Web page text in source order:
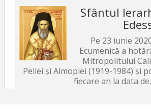
Sfântul
Pe 23 iunie
Ecumenică a
Mitropolitului
Pellei și Almopiei (1919-1984) și
fiecare an la data